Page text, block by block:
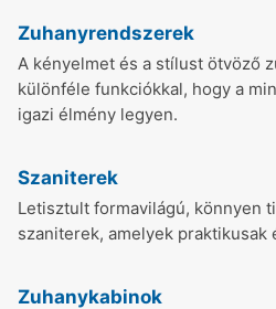
Zuhanyrendszerek
A kényelmet és a stílust ötvöző
különféle funkciókkal, hogy a
igazi élmény legyen.
Szaniterek
Letisztult formavilágú, könnyen
szaniterek, amelyek praktikusak
Zuhanykabinok